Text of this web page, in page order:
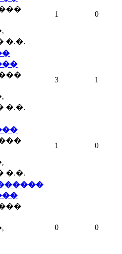
�.�.
1 0
�.�.
3 1
�.�.
1 0
0 0